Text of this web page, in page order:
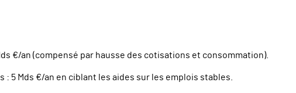
€/an (compensé par hausse des cotisations et consommation).
Mds €/an en ciblant les aides sur les emplois stables.